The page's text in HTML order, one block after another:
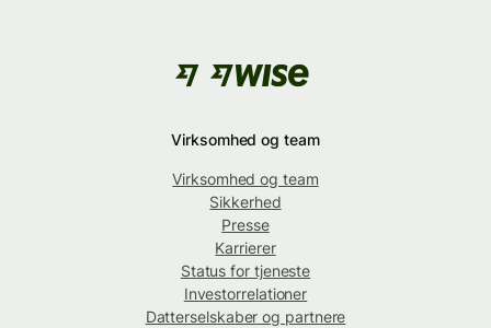
Virksomhed og team
Virksomhed og team
Sikkerhed
Presse
Karrierer
Status for tjeneste
Investorrelationer
Datterselskaber og partnere